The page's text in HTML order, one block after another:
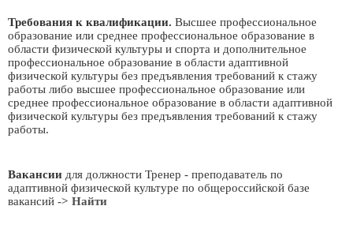
Требования к квалификации. Высшее профессиональное
образование или среднее профессиональное образование в
области физической культуры и спорта и дополнительное
профессиональное образование в области адаптивной
физической культуры без предъявления требований к стажу
работы либо высшее профессиональное образование или
среднее профессиональное образование в области адаптивной
физической культуры без предъявления требований к стажу
работы.
Вакансии для должности Тренер - преподаватель по
адаптивной физической культуре по общероссийской базе
вакансий -> Найти